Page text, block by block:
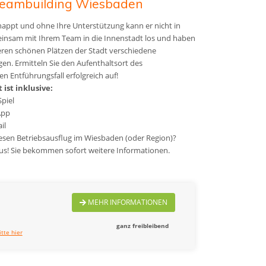
Wiesbaden
und ohne Ihre Unterstützung kann er nicht in
mit Ihrem Team in die Innenstadt los und haben
schönen Plätzen der Stadt verschiedene
Ermitteln Sie den Aufenthaltsort des
Entführungsfall erfolgreich auf!
ist inklusive:
Betriebsausflug im Wiesbaden (oder Region)?
Sie bekommen sofort weitere Informationen.
hier
MEHR INFORMATIONEN
ganz freibleibend